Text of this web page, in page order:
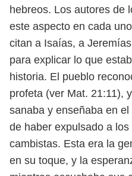
hebreos. Los autores de
este aspecto en cada
citan a Isaías, a
para explicar lo que
historia. El pueblo
profeta (ver Mat. 21:11),
sanaba y enseñaba en
de haber expulsado a
cambistas. Esta era la
en su toque, y la